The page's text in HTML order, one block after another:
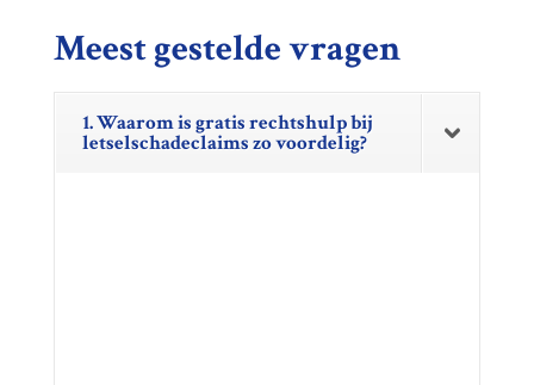
Meest gestelde vragen
1. Waarom is gratis rechtshulp bij
letselschadeclaims zo voordelig?